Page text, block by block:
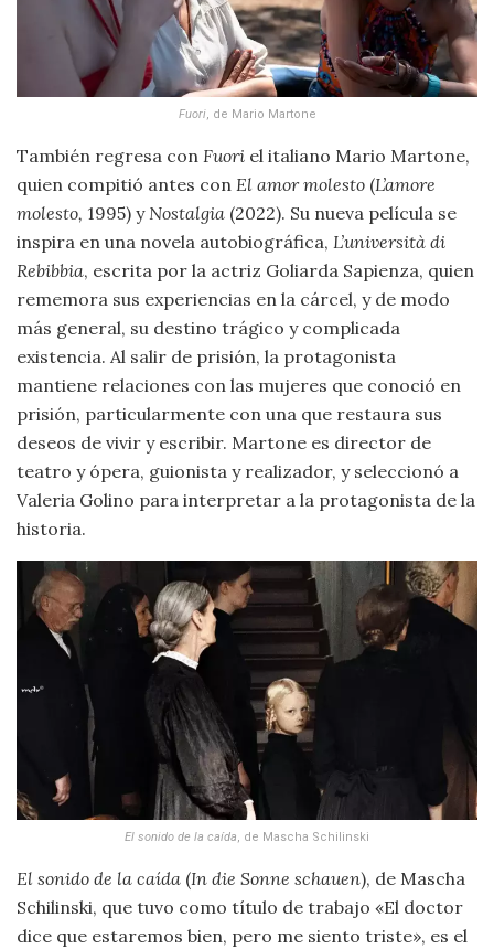
Fuori, de Mario Martone
También regresa con Fuori el italiano Mario Martone,
quien compitió antes con El amor molesto (L’amore
molesto, 1995) yNostalgia (2022). Su nueva película se
inspira en una novela autobiográfica, L’università di
Rebibbia, escrita por la actriz Goliarda Sapienza, quien
rememora sus experiencias en la cárcel, y de modo
más general, su destino trágico y complicada
existencia. Al salir de prisión, la protagonista
mantiene relaciones con las mujeres que conoció en
prisión, particularmente con una que restaura sus
deseos de vivir y escribir. Martone es director de
teatro y ópera, guionista y realizador, y seleccionó a
Valeria Golino para interpretar a la protagonista de la
historia.
El sonido de la caída, de Mascha Schilinski
El sonido de la caída (In die Sonne schauen), de Mascha
Schilinski, que tuvo como título de trabajo «El doctor
dice que estaremos bien, pero me siento triste», es el